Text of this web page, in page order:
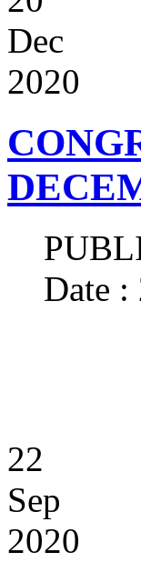
Dec
2020
Date :
22
Sep
2020